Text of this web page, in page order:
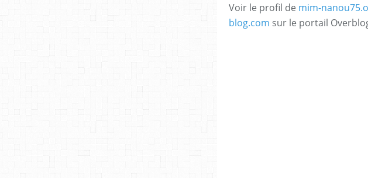
Voir le profil de mim-
blog.com sur le portail